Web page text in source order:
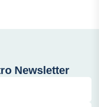
Newsletter